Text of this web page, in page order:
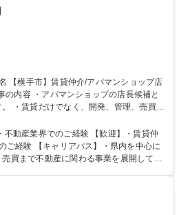
・賃貸だけでなく、開発、管理、売買ま
す。 【詳細】・賃貸管理物
提案 ・店舗の営業目標設定から達成への
・行動策定管理 ・アパート案内 ※業務に
ス】「敷金・礼金・仲介料ゼロ」のトリ
北東北管理戸数1位/
不動産業界でのご経験 【歓迎】・賃貸仲
ご経験 【キャリアパス】・県内を中心に
買まで不動産に関わる事業を展開してい
め、ノーザンハピネッツをはじめとした
ーや寄付を実施しています。地場に根付